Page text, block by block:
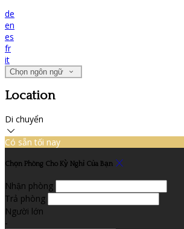
de
en
es
fr
it
Chọn ngôn ngữ
Location
Di chuyển
Có sẵn tối nay
Chọn Phòng Cho Kỳ Nghỉ Của Bạn
Nhận phòng
Trả phòng
Người lớn
-